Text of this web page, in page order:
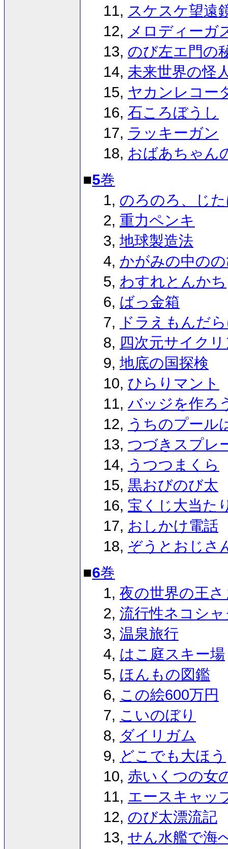
11, スケスケ望遠
12, メロディーガ
13, のび左エ門の
14, 未来世界の怪
15, ヤカンレコー
16, 石ころぼうし
17, ラッキーガン
18, おばあちゃん
■5巻
1, のろのろ、じ
2, 重力ペンキ
3, 地球製造法
4, かがみの中の
5, わすれとんかち
6, ばっ金箱
7,
ドラえもんだ
8, 四次元サイク
9, 地底の国探検
10, ひらりマント
11, バッジを作ろ
12, うちのプール
13, つづきスプレ
14, うつつまくら
15, 黒おびのび太
16, 宝くじ大当た
17, おしかけ電話
18, ぞうとおじさ
■6巻
1, 夜の世界の王
2, 流行性ネコシ
3, 温泉旅行
4, はこ庭スキー場
5, ほんもの図鑑
6, この絵600万円
7, こいのぼり
8, ダイリガム
9, どこでも大ほう
10, 赤いくつの女
11, エースキャッ
12, のび太漂流記
13, せん水艦で海